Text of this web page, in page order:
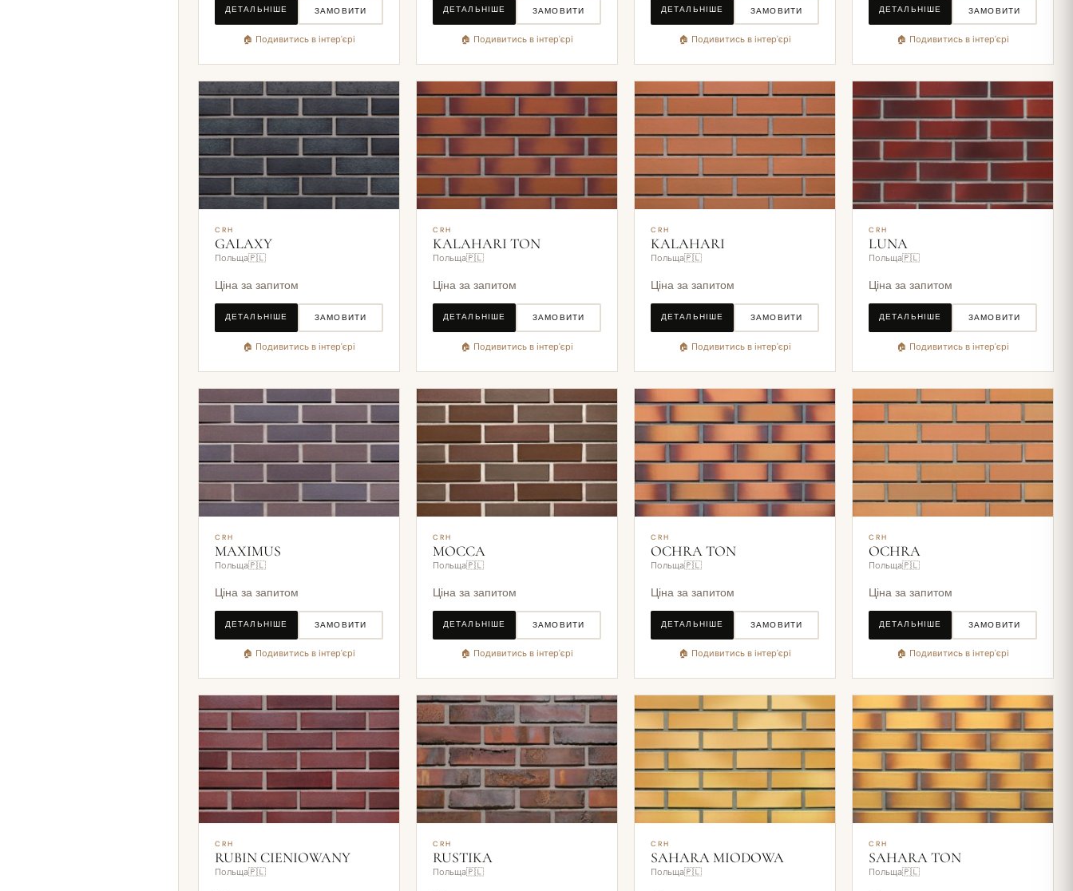
ДЕТАЛЬНІШЕ ЗАМОВИТИ
🏠 Подивитись в інтер'єрі
ДЕТАЛЬНІШЕ ЗАМОВИТИ
🏠 Подивитись в інтер'єрі
ДЕТАЛЬНІШЕ ЗАМОВИТИ
🏠 Подивитись в інтер'єрі
ДЕТАЛЬНІШЕ ЗАМОВИТИ
🏠 Подивитись в інтер'єрі
CRH
GALAXY
Польща🇵🇱
Ціна за запитом
ДЕТАЛЬНІШЕ ЗАМОВИТИ
🏠 Подивитись в інтер'єрі
CRH
KALAHARI TON
Польща🇵🇱
Ціна за запитом
ДЕТАЛЬНІШЕ ЗАМОВИТИ
🏠 Подивитись в інтер'єрі
CRH
KALAHARI
Польща🇵🇱
Ціна за запитом
ДЕТАЛЬНІШЕ ЗАМОВИТИ
🏠 Подивитись в інтер'єрі
CRH
LUNA
Польща🇵🇱
Ціна за запитом
ДЕТАЛЬНІШЕ ЗАМОВИТИ
🏠 Подивитись в інтер'єрі
CRH
MAXIMUS
Польща🇵🇱
Ціна за запитом
ДЕТАЛЬНІШЕ ЗАМОВИТИ
🏠 Подивитись в інтер'єрі
CRH
MOCCA
Польща🇵🇱
Ціна за запитом
ДЕТАЛЬНІШЕ ЗАМОВИТИ
🏠 Подивитись в інтер'єрі
CRH
OCHRA TON
Польща🇵🇱
Ціна за запитом
ДЕТАЛЬНІШЕ ЗАМОВИТИ
🏠 Подивитись в інтер'єрі
CRH
OCHRA
Польща🇵🇱
Ціна за запитом
ДЕТАЛЬНІШЕ ЗАМОВИТИ
🏠 Подивитись в інтер'єрі
CRH
RUBIN CIENIOWANY
Польща🇵🇱
CRH
RUSTIKA
Польща🇵🇱
CRH
SAHARA MIODOWA
Польща🇵🇱
CRH
SAHARA TON
Польща🇵🇱